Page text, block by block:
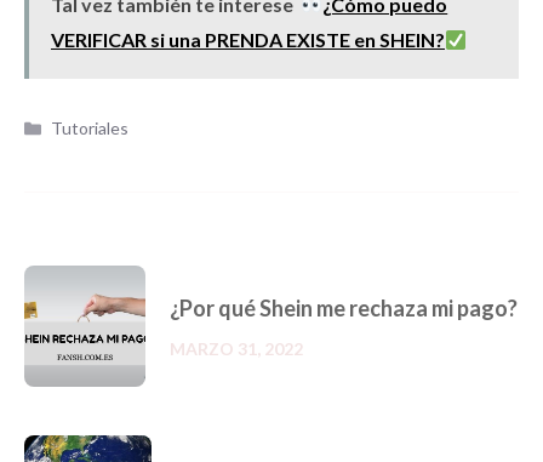
VERIFICAR si una PRENDA EXISTE en SHEIN?
Categorías
Tutoriales
¿Por qué Shein me rechaza mi pago?
MARZO 31, 2022